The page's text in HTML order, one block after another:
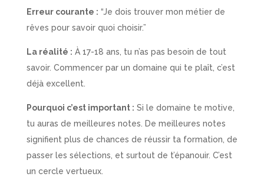
Erreur courante : “Je dois trouver mon métier de
rêves pour savoir quoi choisir.”
La réalité : À 17-18 ans, tu n’as pas besoin de tout
savoir. Commencer par un domaine qui te plaît, c’est
déjà excellent.
Pourquoi c’est important : Si le domaine te motive,
tu auras de meilleures notes. De meilleures notes
signifient plus de chances de réussir ta formation, de
passer les sélections, et surtout de t’épanouir. C’est
un cercle vertueux.